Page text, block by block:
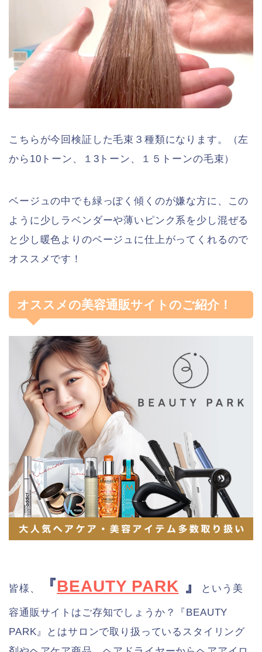
こちらが今回検証した毛束３種類になります。（左
から10トーン、１3トーン、１５トーンの毛束）
ベージュの中でも緑っぽく傾くのが嫌な方に、この
ように少しラベンダーや薄いピンク系を少し混ぜる
と少し暖色よりのベージュに仕上がってくれるので
オススメです！
オススメの美容通販サイトのご紹介！
皆様、 『BEAUTY PARK 』 という美
容通販サイトはご存知でしょうか？『BEAUTY
PARK』とはサロンで取り扱っているスタイリング